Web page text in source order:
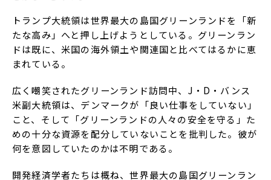
トランプ大統領は世界最大の島国グリーンランドを「新
たな高み」へと押し上げようとしている。グリーンラン
ドは既に、米国の海外領土や関連国と比べてはるかに恵
まれている。
広く嘲笑されたグリーンランド訪問中、J・D・バンス
米副大統領は、デンマークが「良い仕事をしていない」
こと、そして「グリーンランドの人々の安全を守る」た
めの十分な資源を配分していないことを批判した。彼が
何を意図していたのかは不明である。
開発経済学者たちは概ね、世界最大の島国グリーンラン